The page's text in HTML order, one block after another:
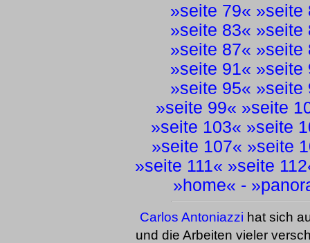
»seite 79« »seite
»seite 83« »seite
»seite 87« »seite
»seite 91« »seite
»seite 95« »seite
»seite 99« »seite
»seite 103« »seite
»seite 107« »seite
»seite 111« »seite 112
»home« - »
Carlos Antoniazzi hat sich
und die Arbeiten vieler